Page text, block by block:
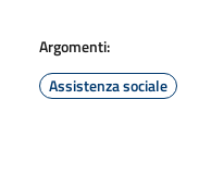
Argomenti:
Assistenza sociale